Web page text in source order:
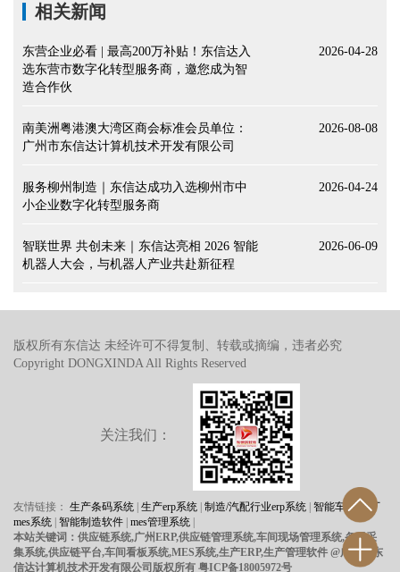
相关新闻
东营企业必看 | 最高200万补贴！东信达入
选东营市数字化转型服务商，邀您成为智
造合作伙
2026-04-28
南美洲粤港澳大湾区商会标准会员单位：
广州市东信达计算机技术开发有限公司
2026-08-08
服务柳州制造｜东信达成功入选柳州市中
小企业数字化转型服务商
2026-04-24
智联世界 共创未来｜东信达亮相 2026 智能
机器人大会，与机器人产业共赴新征程
2026-06-09
版权所有东信达 未经许可不得复制、转载或摘编，违者必究
Copyright DONGXINDA All Rights Reserved
关注我们：
友情链接： 生产条码系统 | 生产erp系统 | 制造/汽配行业erp系统 | 智能车间/工厂
mes系统 | 智能制造软件 | mes管理系统 |
本站关键词：供应链系统,广州ERP,供应链管理系统,车间现场管理系统,条码采
集系统,供应链平台,车间看板系统,MES系统,生产ERP,生产管理软件 @广州市东
信达计算机技术开发有限公司版权所有 粤ICP备18005972号